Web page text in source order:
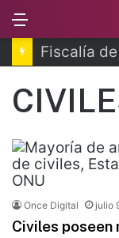
Once Digital julio
Civiles